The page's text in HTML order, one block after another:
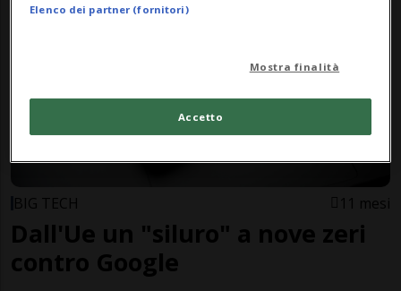
BIG TECH 11 mesi
Dall'Ue un "siluro" a nove zeri
contro Google
Elenco dei partner (fornitori)
Mostra finalità
Accetto